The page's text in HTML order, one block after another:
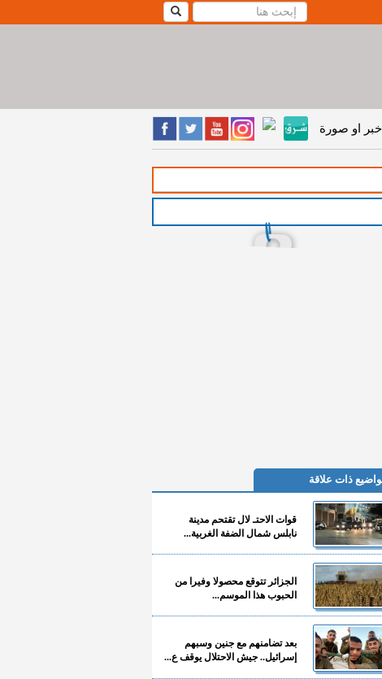
او صورة
ذات علاقة
قوات الاحتـ لال تقتحم مدينة
نابلس شمال الضفة الغربية...
الجزائر تتوقع محصولا وفيرا من
الحبوب هذا الموسم...
بعد تضامنهم مع جنين وسبهم
إسرائيل.. جيش الاحتلال يوقف ع...